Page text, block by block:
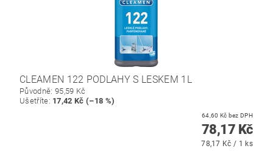
CLEAMEN 122 PODLAHY S LESKEM 1L
Původně: 95,59 Kč
Ušetříte: 17,42 Kč (–18 %)
64,60 Kč bez DPH
78,17 Kč
78,17 Kč / 1 ks